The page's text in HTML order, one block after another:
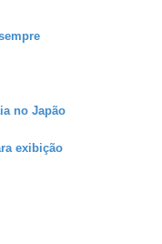
no Japão
exibição